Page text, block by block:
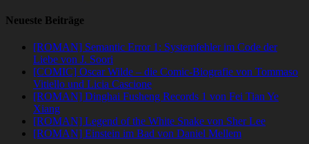
Neueste Beiträge
[ROMAN] Semantic Error 1: Systemfehler im Code der
Liebe von J. Soori
[COMIC] Oscar Wilde – die Comic-Biografie von Tommaso
Vitiello und Licia Cascione
[ROMAN] Dinghai Fusheng Records 1 von Fei Tian Ye
Xiang
[ROMAN] Legend of the White Snake von Sher Lee
[ROMAN] Einstein im Bad von Daniel Mellem